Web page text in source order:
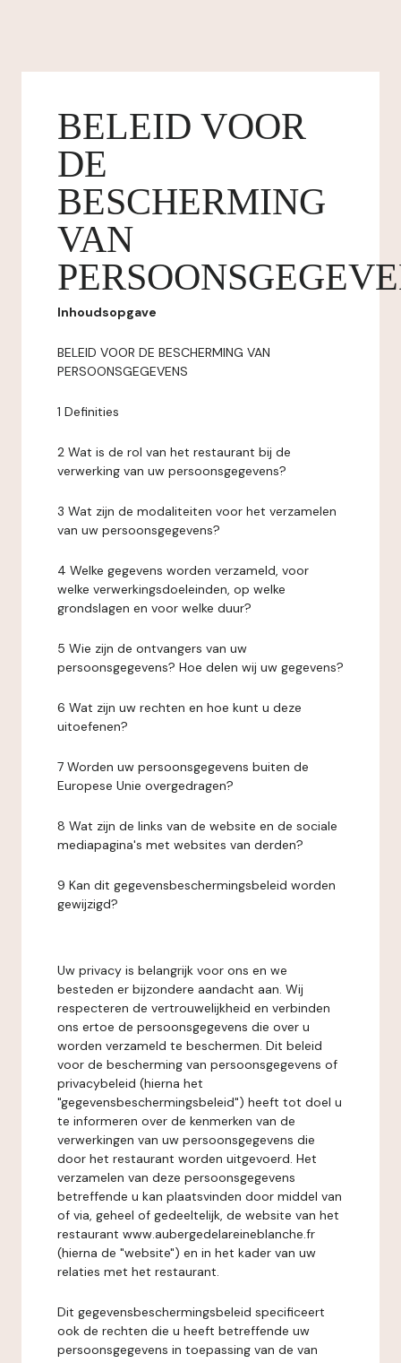
BELEID VOOR
DE
BESCHERMING
VAN
Inhoudsopgave
BELEID VOOR DE BESCHERMING VAN
PERSOONSGEGEVENS
1 Definities
2 Wat is de rol van het restaurant bij de
verwerking van uw persoonsgegevens?
3 Wat zijn de modaliteiten voor het verzamelen
van uw persoonsgegevens?
4 Welke gegevens worden verzameld, voor
welke verwerkingsdoeleinden, op welke
grondslagen en voor welke duur?
5 Wie zijn de ontvangers van uw
persoonsgegevens? Hoe delen wij uw gegevens?
6 Wat zijn uw rechten en hoe kunt u deze
uitoefenen?
7 Worden uw persoonsgegevens buiten de
Europese Unie overgedragen?
8 Wat zijn de links van de website en de sociale
mediapagina's met websites van derden?
9 Kan dit gegevensbeschermingsbeleid worden
gewijzigd?
Uw privacy is belangrijk voor ons en we
besteden er bijzondere aandacht aan. Wij
respecteren de vertrouwelijkheid en verbinden
ons ertoe de persoonsgegevens die over u
worden verzameld te beschermen. Dit beleid
voor de bescherming van persoonsgegevens of
privacybeleid (hierna het
"gegevensbeschermingsbeleid") heeft tot doel u
te informeren over de kenmerken van de
verwerkingen van uw persoonsgegevens die
door het restaurant worden uitgevoerd. Het
verzamelen van deze persoonsgegevens
betreffende u kan plaatsvinden door middel van
of via, geheel of gedeeltelijk, de website van het
restaurant www.aubergedelareineblanche.fr
(hierna de "website") en in het kader van uw
relaties met het restaurant.
Dit gegevensbeschermingsbeleid specificeert
ook de rechten die u heeft betreffende uw
persoonsgegevens in toepassing van de van